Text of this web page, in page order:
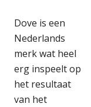
Dove is een
Nederlands
merk wat heel
erg inspeelt op
het resultaat
van het